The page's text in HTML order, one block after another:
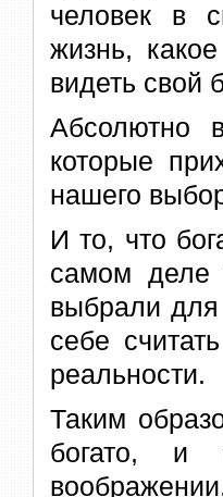
человек в
жизнь,
видеть свой
Абсолютно
которые
нашего
И то, что
самом деле
выбрали для
себе
реальности.
Таким
богато, и